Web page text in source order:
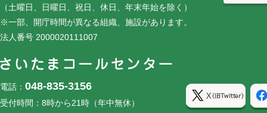
（土曜日、日曜日、祝日、休日、年末年始を除く）
※一部、開庁時間が異なる組織、施設があります。
法人番号 2000020111007
電話： 048-835-3156
受付時間：8時から21時（年中無休）